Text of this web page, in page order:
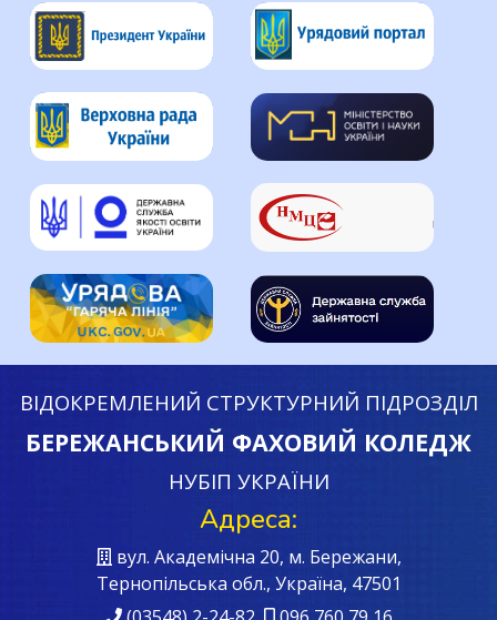
ВІДОКРЕМЛЕНИЙ СТРУКТУРНИЙ ПІДРОЗДІЛ
БЕРЕЖАНСЬКИЙ ФАХОВИЙ КОЛЕДЖ
НУБІП УКРАЇНИ
Адреса:
вул. Академічна 20, м. Бережани,
Тернопільська обл., Україна, 47501